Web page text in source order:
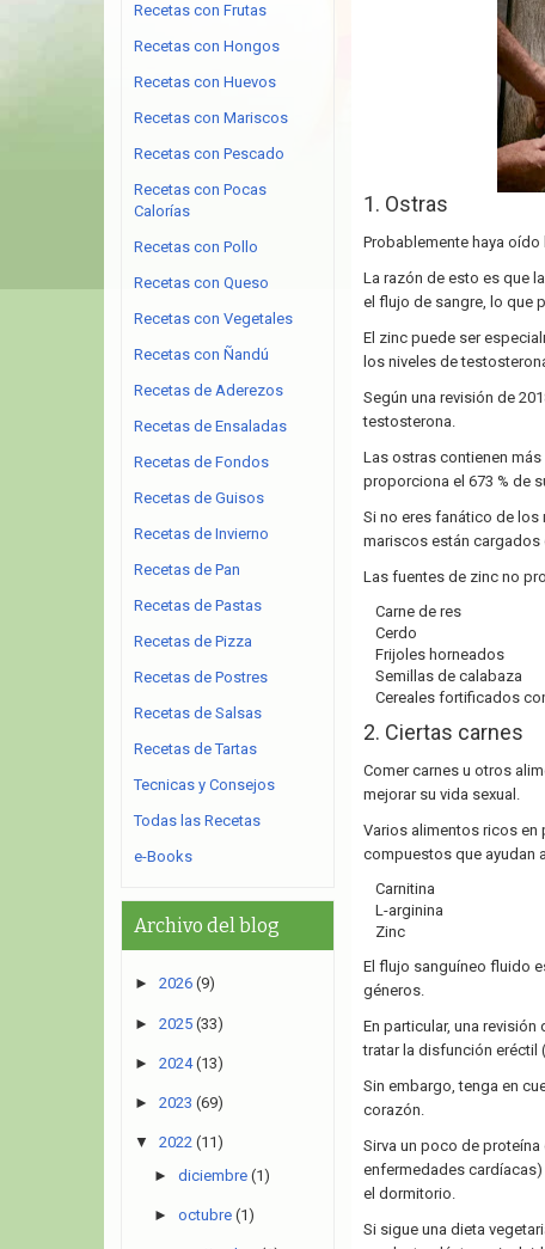
1. Ostras
Probablemente haya
La razón de esto es que
el flujo de sangre, lo que
El zinc puede ser
los niveles de
Según una revisión de
testosterona.
Las ostras contienen
proporciona el 673 % de
Si no eres fanático de
mariscos están cargados
Las fuentes de zinc no
Carne de res
Cerdo
Frijoles horneados
Semillas de calabaza
Cereales fortificados
2. Ciertas carnes
Comer carnes u otros
mejorar su vida sexual.
Varios alimentos ricos en
compuestos que ayudan
Carnitina
L-arginina
Zinc
El flujo sanguíneo fluido
géneros.
En particular, una
tratar la disfunción eréctil
Sin embargo, tenga en
corazón.
Sirva un poco de
enfermedades
el dormitorio.
Si sigue una dieta
Recetas con Frutas
Recetas con Hongos
Recetas con Huevos
Recetas con Mariscos
Recetas con Pescado
Recetas con Pocas
Calorías
Recetas con Pollo
Recetas con Queso
Recetas con Vegetales
Recetas con Ñandú
Recetas de Aderezos
Recetas de Ensaladas
Recetas de Fondos
Recetas de Guisos
Recetas de Invierno
Recetas de Pan
Recetas de Pastas
Recetas de Pizza
Recetas de Postres
Recetas de Salsas
Recetas de Tartas
Tecnicas y Consejos
Todas las Recetas
e-Books
Archivo del blog
► 2026 (9)
► 2025 (33)
► 2024 (13)
► 2023 (69)
▼ 2022 (11)
► diciembre (1)
► octubre (1)